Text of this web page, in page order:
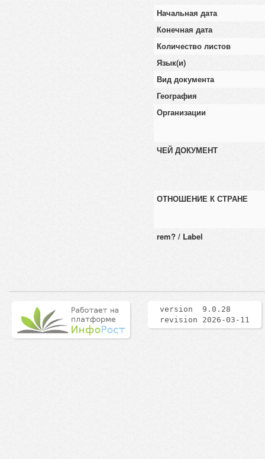
Начальная дата
Конечная дата
Количество листов
Язык(и)
Вид документа
География
Организации
ЧЕЙ ДОКУМЕНТ
ОТНОШЕНИЕ К СТРАНЕ
rem? / Label
version 9.0.28
revision 2026-03-11